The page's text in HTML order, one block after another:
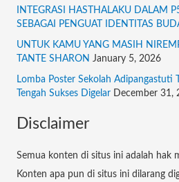
INTEGRASI HASTHALAKU DALAM
SEBAGAI PENGUAT IDENTITAS
UNTUK KAMU YANG MASIH
TANTE SHARON January 5, 2026
Lomba Poster Sekolah Adipangastuti
Tengah Sukses Digelar December 31,
Disclaimer
Semua konten di situs ini adalah hak
Konten apa pun di situs ini dilarang